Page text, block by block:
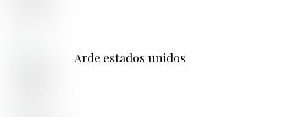
Arde estados unidos